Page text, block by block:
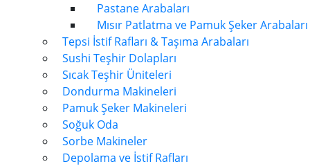
Pastane Arabaları
Mısır Patlatma ve Pamuk Şeker Arabaları
Tepsi İstif Rafları & Taşıma Arabaları
Sushi Teşhir Dolapları
Sıcak Teşhir Üniteleri
Dondurma Makineleri
Pamuk Şeker Makineleri
Soğuk Oda
Sorbe Makineler
Depolama ve İstif Rafları